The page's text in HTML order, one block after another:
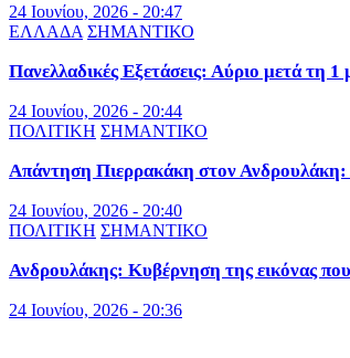
24 Ιουνίου, 2026 - 20:47
ΕΛΛΑΔΑ ΣΗΜΑΝΤΙΚΟ
Πανελλαδικές Εξετάσεις: Αύριο μετά τη
24 Ιουνίου, 2026 - 20:44
ΠΟΛΙΤΙΚΗ ΣΗΜΑΝΤΙΚΟ
Απάντηση Πιερρακάκη στον Ανδρουλάκη:
24 Ιουνίου, 2026 - 20:40
ΠΟΛΙΤΙΚΗ ΣΗΜΑΝΤΙΚΟ
Ανδρουλάκης: Κυβέρνηση της εικόνας
24 Ιουνίου, 2026 - 20:36